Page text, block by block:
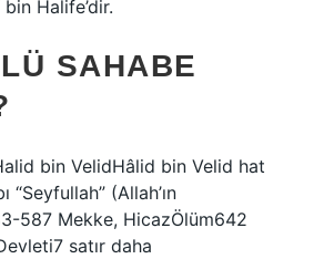
Halife’dir.
SAHABE
bin VelidHâlid bin Velid hat
“Seyfullah” (Allah’ın
587 Mekke, HicazÖlüm642
satır daha